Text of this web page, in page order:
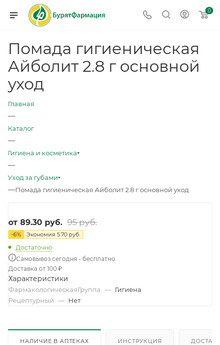
0
Помада гигиеническая
Айболит 2.8 г основной
уход
Главная
—
Каталог
—
Гигиена и косметика
—
Уход за губами
—Помада гигиеническая Айболит 2.8 г основной уход
от 89.30 руб. 95 руб.
-6% Экономия 5.70 руб.
Достаточно
Самовывоз сегодня - бесплатно
Доставка от 100 ₽
Характеристики
ФармакологическаяГруппа — Гигиена
Рецептурный — Нет
НАЛИЧИЕ В АПТЕКАХ ИНСТРУКЦИЯ